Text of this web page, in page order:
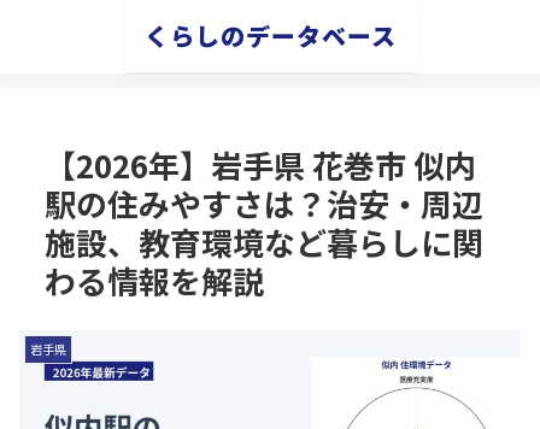
くらしのデータベース
【2026年】岩手県 花巻市 似内
駅の住みやすさは？治安・周辺
施設、教育環境など暮らしに関
わる情報を解説
岩手県